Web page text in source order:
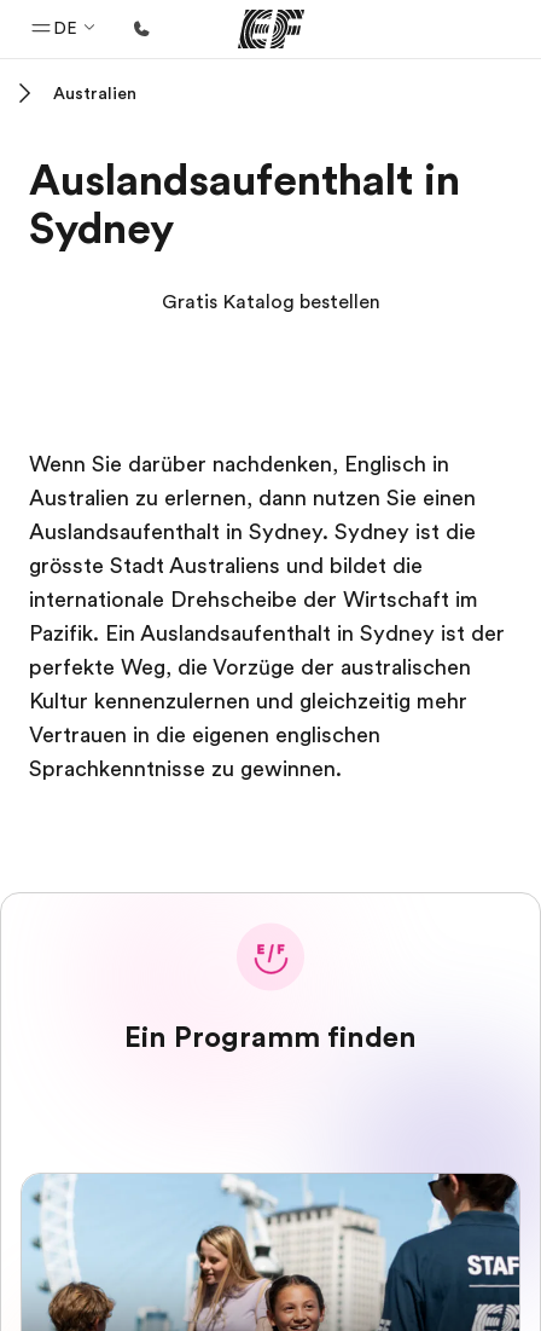
DE
Programme
Alle Programme ansehen
Karriere
Teil des Teams werden
Australien
Auslandsaufenthalt in
Sydney
Gratis Katalog bestellen
Wenn Sie darüber nachdenken, Englisch in
Australien zu erlernen, dann nutzen Sie einen
Auslandsaufenthalt in Sydney. Sydney ist die
grösste Stadt Australiens und bildet die
internationale Drehscheibe der Wirtschaft im
Pazifik. Ein Auslandsaufenthalt in Sydney ist der
perfekte Weg, die Vorzüge der australischen
Kultur kennenzulernen und gleichzeitig mehr
Vertrauen in die eigenen englischen
Sprachkenntnisse zu gewinnen.
Ein Programm finden